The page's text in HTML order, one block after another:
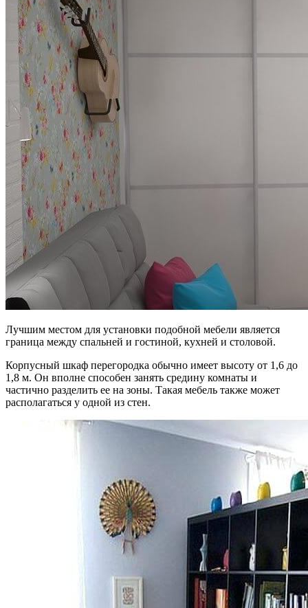
Лучшим местом для установки подобной мебели является
граница между спальней и гостиной, кухней и столовой.
Корпусный шкаф перегородка обычно имеет высоту от 1,6 до
1,8 м. Он вполне способен занять средину комнаты и
частично разделить ее на зоны. Такая мебель также может
располагаться у одной из стен.